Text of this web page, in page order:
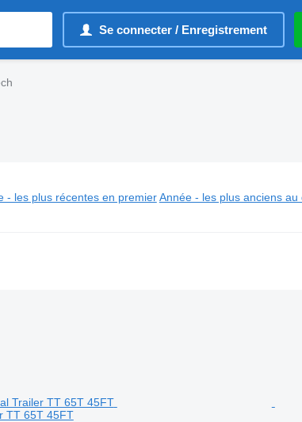
Se connecter / Enregistrement
- les plus récentes en premier Année - les plus anciens au
TT 65T 45FT